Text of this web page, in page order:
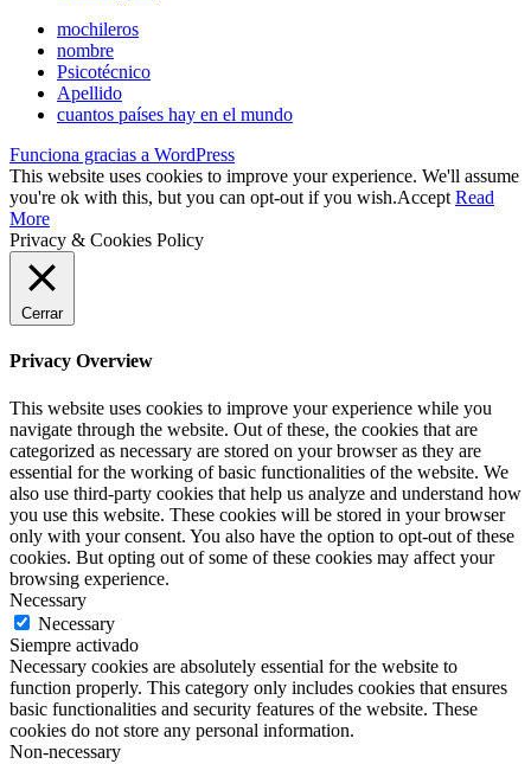
mochileros
nombre
Psicotécnico
Apellido
cuantos países hay en el mundo
Funciona gracias a WordPress
This website uses cookies to improve your experience. We'll assume
you're ok with this, but you can opt-out if you wish.Accept Read
More
Privacy & Cookies Policy
Cerrar
Privacy Overview
This website uses cookies to improve your experience while you
navigate through the website. Out of these, the cookies that are
categorized as necessary are stored on your browser as they are
essential for the working of basic functionalities of the website. We
also use third-party cookies that help us analyze and understand how
you use this website. These cookies will be stored in your browser
only with your consent. You also have the option to opt-out of these
cookies. But opting out of some of these cookies may affect your
browsing experience.
Necessary
Necessary
Siempre activado
Necessary cookies are absolutely essential for the website to
function properly. This category only includes cookies that ensures
basic functionalities and security features of the website. These
cookies do not store any personal information.
Non-necessary